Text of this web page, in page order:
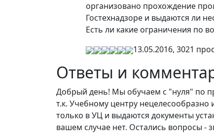
организовано прохождение
Гостехнадзоре и выдаются ли
Есть ли какие ограничения по
13.05.2016, 3021
Ответы и
Добрый день! Мы обучаем с "нуля" по
т.к. Учебному центру
только в УЦ и выдаются документы
вашем случае нет. Остались вопросы -